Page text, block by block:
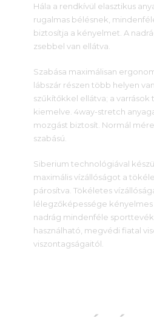
Hála a rendkívül elasztikus
rugalmas bélésnek,
biztosítja a kényelmet. A
zsebbel van ellátva.
Szabása maximálisan
lábszár részen több helyen
szűkítőkkel ellátva; a varrások
kiemelve. 4way-stretch
mozgást biztosít. Normál
szabású.
Siberium technológiával
maximális vízállóságot a
párosítva. Tökéletes
lélegzőképessége
nadrág mindenféle
használható, megvédi fiatal
viszontagságaitól.